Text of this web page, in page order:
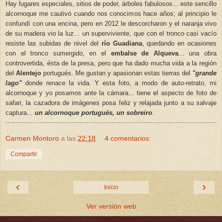
Hay lugares especiales, sitios de poder, árboles fabulosos... este sencillo
alcornoque me cautivó cuando nos conocimos hace años; al principio le
confundí con una encina, pero en 2012 le descorcharon y el naranja vivo
de su madera vio la luz... un superviviente, que con el tronco casi vacío
resiste las subidas de nivel del río Guadiana, quedando en ocasiones
con el tronco sumergido, en el embalse de Alqueva... una obra
controvertida, ésta de la presa, pero que ha dado mucha vida a la región
del Alentejo portugués. Me gustan y apasionan estas tierras del "grande
lago"donde renace la vida. Y esta foto, a modo de auto-retrato, mi
alcornoque y yo posamos ante la cámara... tiene el aspecto de foto de
safari, la cazadora de imágenes posa feliz y relajadajunto a su salvaje
captura... un alcornoque portugués, un sobreiro
Carmen Montoro a las 22:18 4 comentarios:
Compartir
‹ ›
Inicio
Ver versión web